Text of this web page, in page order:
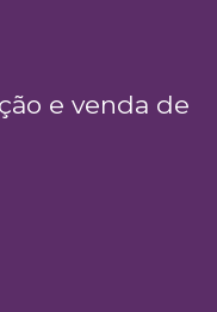
e venda de